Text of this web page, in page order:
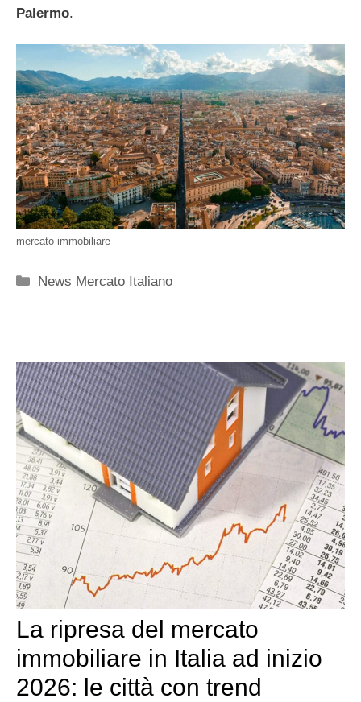
Palermo.
mercato immobiliare
Categorie
News Mercato Italiano
La ripresa del mercato
immobiliare in Italia ad inizio
2026: le città con trend